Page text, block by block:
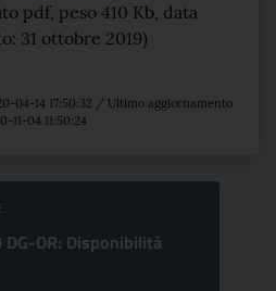
pdf, peso 410 Kb, data
31 ottobre 2019)
04-14 17:50:32 / Ultimo aggiornamento
11-04 11:50:24
OR: Disponibilità